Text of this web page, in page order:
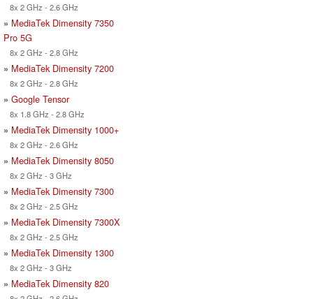
8x 2 GHz - 2.6 GHz
» MediaTek Dimensity 7350
Pro 5G
8x 2 GHz - 2.8 GHz
» MediaTek Dimensity 7200
8x 2 GHz - 2.8 GHz
» Google Tensor
8x 1.8 GHz - 2.8 GHz
» MediaTek Dimensity 1000+
8x 2 GHz - 2.6 GHz
» MediaTek Dimensity 8050
8x 2 GHz - 3 GHz
» MediaTek Dimensity 7300
8x 2 GHz - 2.5 GHz
» MediaTek Dimensity 7300X
8x 2 GHz - 2.5 GHz
» MediaTek Dimensity 1300
8x 2 GHz - 3 GHz
» MediaTek Dimensity 820